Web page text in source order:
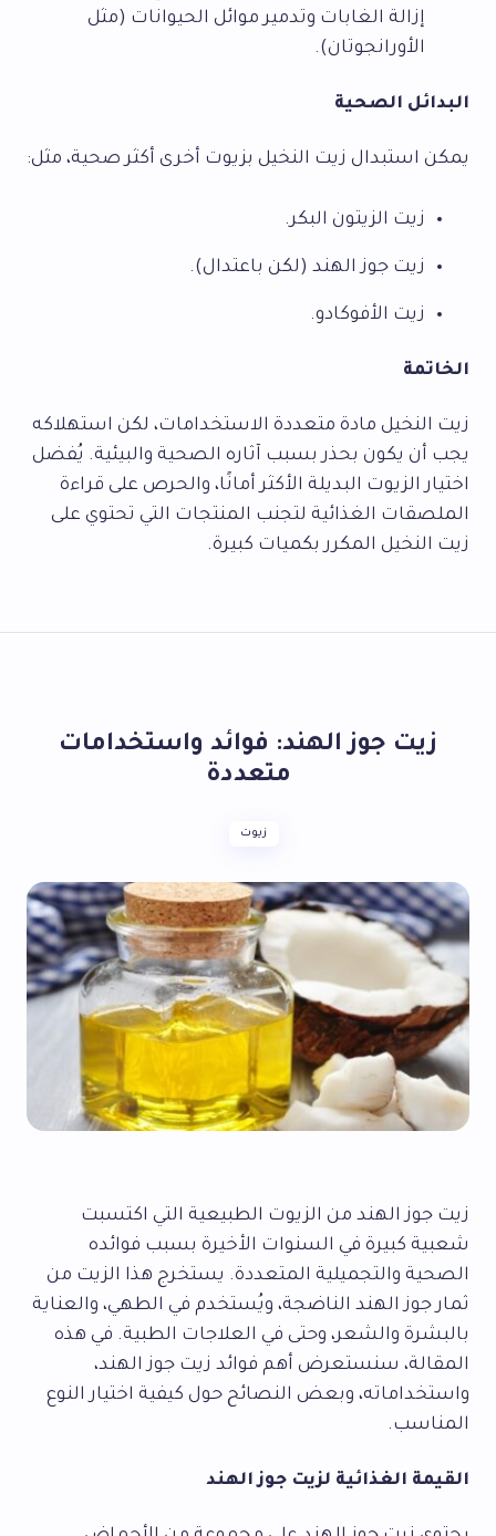
إزالة الغابات وتدمير موائل الحيوانات (مثل
الأورانجوتان).
البدائل الصحية
يمكن استبدال زيت النخيل بزيوت أخرى أكثر صحية، مثل:
زيت الزيتون البكر.
زيت جوز الهند (لكن باعتدال).
زيت الأفوكادو.
الخاتمة
زيت النخيل مادة متعددة الاستخدامات، لكن استهلاكه
يجب أن يكون بحذر بسبب آثاره الصحية والبيئية. يُفضل
اختيار الزيوت البديلة الأكثر أمانًا، والحرص على قراءة
الملصقات الغذائية لتجنب المنتجات التي تحتوي على
زيت النخيل المكرر بكميات كبيرة.
زيت جوز الهند: فوائد واستخدامات
متعددة
زيوت
زيت جوز الهند من الزيوت الطبيعية التي اكتسبت
شعبية كبيرة في السنوات الأخيرة بسبب فوائده
الصحية والتجميلية المتعددة. يستخرج هذا الزيت من
ثمار جوز الهند الناضجة، ويُستخدم في الطهي، والعناية
بالبشرة والشعر، وحتى في العلاجات الطبية. في هذه
المقالة، سنستعرض أهم فوائد زيت جوز الهند،
واستخداماته، وبعض النصائح حول كيفية اختيار النوع
المناسب.
القيمة الغذائية لزيت جوز الهند